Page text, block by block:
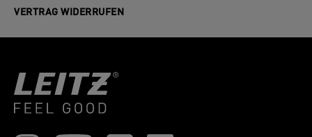
VERTRAG WIDERRUFEN